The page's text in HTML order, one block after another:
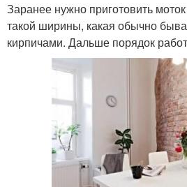
Заранее нужно приготовить моток
такой ширины, какая обычно
кирпичами. Дальше порядок